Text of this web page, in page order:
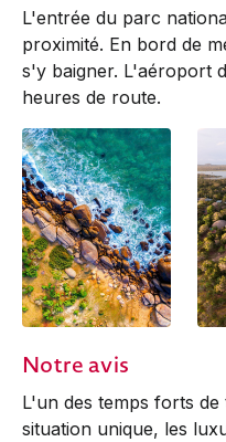
L'entrée du parc
proximité. En bord de
s'y baigner. L'aéroport
heures de route.
Notre avis
L'un des temps forts
situation unique, les